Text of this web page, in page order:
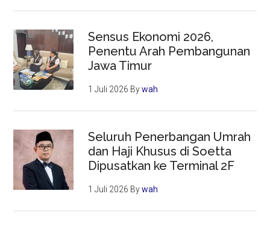
Sensus Ekonomi 2026,
Penentu Arah Pembangunan
Jawa Timur
1 Juli 2026 Bywah
Seluruh Penerbangan Umrah
dan Haji Khusus di Soetta
Dipusatkan ke Terminal 2F
1 Juli 2026 Bywah